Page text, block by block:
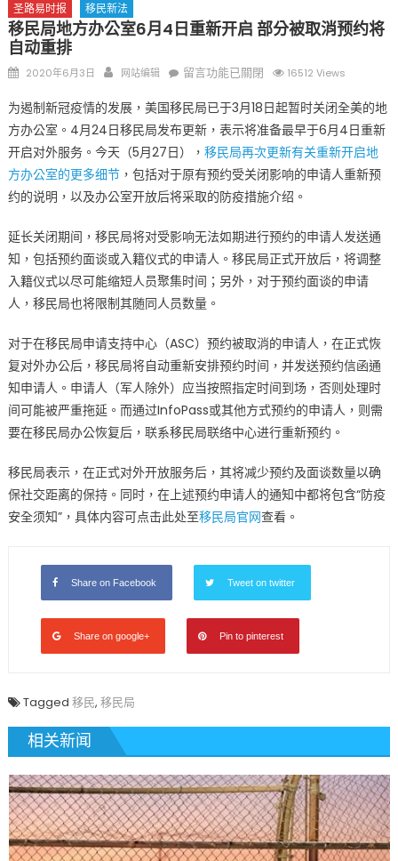
圣路易时报 移民新法
移民局地方办公室6月4日重新开启 部分被取消预约将
自动重排
Posted
2020年6月3日 Author
网站编辑
在
民
局
地
方
办
室
6
月
4
重
新
开
启
部
分
取
消
预
重
排〉
留言功能已關閉 16512 Views
为遏制新冠疫情的发展，美国移民局已于3月18日起暂时关闭全美的地
方办公室。4月24日移民局发布更新，表示将准备最早于6月4日重新
开启对外服务。今天（5月27日）， 移民局再次更新有关重新开启地
方办公室的更多细节，包括对于原有预约受关闭影响的申请人重新预
约的说明，以及办公室开放后将采取的防疫措施介绍。
延长关闭期间，移民局将对受影响无法如期进行预约的申请人发送通
知，包括预约面谈或入籍仪式的申请人。移民局正式开放后，将调整
入籍仪式以尽可能缩短人员聚集时间；另外，对于预约面谈的申请
人，移民局也将限制其随同人员数量。
对于在移民局申请支持中心（ASC）预约被取消的申请人，在正式恢
复对外办公后，移民局将自动重新安排预约时间，并发送预约信函通
知申请人。申请人（军人除外）应当按照指定时间到场，否则处理时
间可能被严重拖延。而通过InfoPass或其他方式预约的申请人，则需
要在移民局办公恢复后，联系移民局联络中心进行重新预约。
移民局表示，在正式对外开放服务后，其将减少预约及面谈数量以确
保社交距离的保持。同时，在上述预约申请人的通知中都将包含“防疫
安全须知”，具体内容可点击此处至移民局官网查看。
Share on Facebook Tweet on twitter
Share on google+ Pin to pinterest
Tagged 移民, 移民局
相关新闻